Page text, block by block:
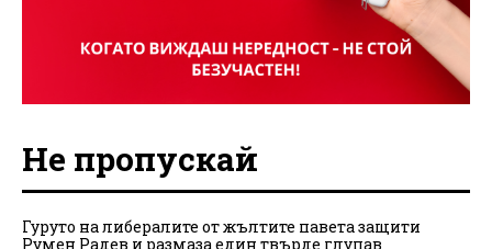
Не пропускай
Гуруто на либералите от жълтите павета защити
Румен Радев и размаза един твърде глупав